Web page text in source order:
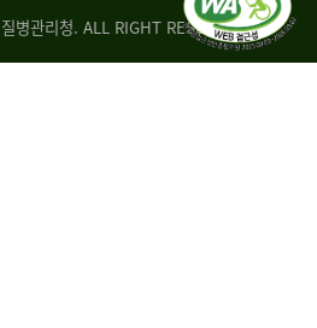
병관리청. ALL RIGHT RESERVED